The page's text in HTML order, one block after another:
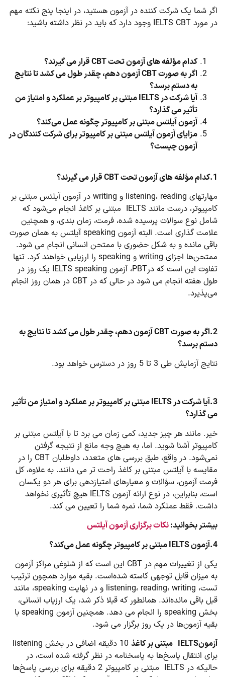
اگر شما یک شرکت کننده در آزمون هستید، در اینجا پنج نکته مهم
در مورد IELTS CBT وجود دارد که باید در نظر داشته باشید:
کدام مؤلفه های آزمون تحت
قرار می گیرند؟
اگر به صورت
آزمون دهم، چقدر طول می کشد تا نتایج
به دستم برسد؟
آیا شرکت در
مبتنی بر کامپیوتر بر عملکرد و امتیاز من
تأثیر می گذارد؟
آزمون آیلتس مبتنی بر کامپیوتر چگونه عمل می‌کند؟
مزایای آزمون آیلتس مبتنی بر کامپیوتر برای شرکت کنندگان در
آزمون چیست؟
1.کدام مؤلفه های آزمون تحت
قرار می گیرند؟
مهارتهای listening، reading و writing در آزمون آیلتس مبتنی بر
کامپیوتر، درست مانند IELTS مبتنی بر کاغذ انجام می‌شود که
شامل نوع سوالات پرسیده شده، فرمت، زمان بندی، و همچنین
علامت گذاری است. البته آزمون speaking آیلتس به همان صورت
باقی مانده و به شکل حضوری با ممتحن انسانی انجام می شود.
ممتحن‌ها اجزای writing و speaking را ارزیابی خواهند کرد. تنها
تفاوت این است که درPBT، آزمون IELTS speaking یک روز در
طول هفته انجام می شود در حالی که در CBT در همان روز انجام
می‌پذیرد.
2.اگر به صورت
آزمون دهم، چقدر طول می کشد تا نتایج به
دستم برسد؟
نتایج آزمایش طی 3 تا 5 روز در دسترس خواهد بود.
3.آیا شرکت در
مبتنی بر کامپیوتر بر عملکرد و امتیاز من تأثیر
می گذارد؟
خیر. مانند هر چیز جدید، کمی زمان می برد تا با آیلتس مبتنی بر
کامپیوتر آشنا شوید. اما، به هیچ وجه مانع از نتیجه گرفتن
نمی‌شود. در واقع، طبق بررسی های متعدد، داوطلبان CBT را در
مقایسه با آیلتس مبتنی بر کاغذ راحت تر می دانند. به علاوه، کل
فرمت آزمون، سؤالات و معیارهای امتیازدهی برای هر دو یکسان
است، بنابراین، در نوع ارائه آزمون IELTS هیچ تأثیری نخواهد
داشت. فقط عملکرد شما، نمره شما را تعیین می کند.
بیشتر بخوانید:نکات برگزاری آزمون آیلتس
4.آزمون
مبتنی بر کامپیوتر چگونه عمل می‌کند؟
یکی از تغییرات مهم در CBT این است که از شلوغی مراکز آزمون
به میزان قابل توجهی کاسته شده‌است. بقیه موارد همچون ترتیب
تست، listening، reading، writing و در نهایت speaking، مانند
قبل باقی مانده‌اند. همانطور که قبلا ذکر شد، یک ارزیاب انسانی،
بخش speaking را انجام می دهد. همچنین آزمون speaking با
بقیه آزمون‌ها در یک روز برگزار می شود.
آزمونIELTS مبتنی بر کاغذ
10 دقیقه اضافی در بخش listening
برای انتقال پاسخ‌ها به پاسخنامه در نظر گرفته شده است، در
حالیکه در IELTS مبتنی بر کامپیوتر 2 دقیقه برای بررسی پاسخ‌ها